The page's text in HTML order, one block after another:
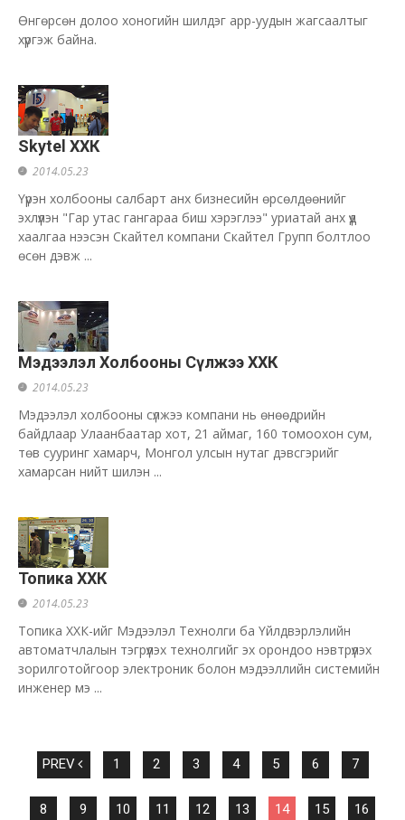
Өнгөрсөн долоо хоногийн шилдэг арр-уудын жагсаалтыг
хүргэж байна.
Skytel ХХК
2014.05.23
Үүрэн холбооны салбарт анх бизнесийн өрсөлдөөнийг
эхлүүлэн "Гар утас гангараа биш хэрэглээ" уриатай анх үүд
хаалгаа нээсэн Скайтел компани Скайтел Групп болтлоо
өсөн дэвж ...
Мэдээлэл Холбооны Сүлжээ ХХК
2014.05.23
Мэдээлэл холбооны сүлжээ компани нь өнөөдрийн
байдлаар Улаанбаатар хот, 21 аймаг, 160 томоохон сум,
төв сууринг хамарч, Монгол улсын нутаг дэвсгэрийг
хамарсан нийт шилэн ...
Топика ХХК
2014.05.23
Топика ХХК-ийг Мэдээлэл Технолги ба Үйлдвэрлэлийн
автоматчлалын тэгрүүлэх технолгийг эх орондоо нэвтрүүлэх
зорилготойгоор электроник болон мэдээллийн системийн
инженер мэ ...
PREV 1 2 3 4 5 6 7
8 9 10 11 12 13 14 15 16